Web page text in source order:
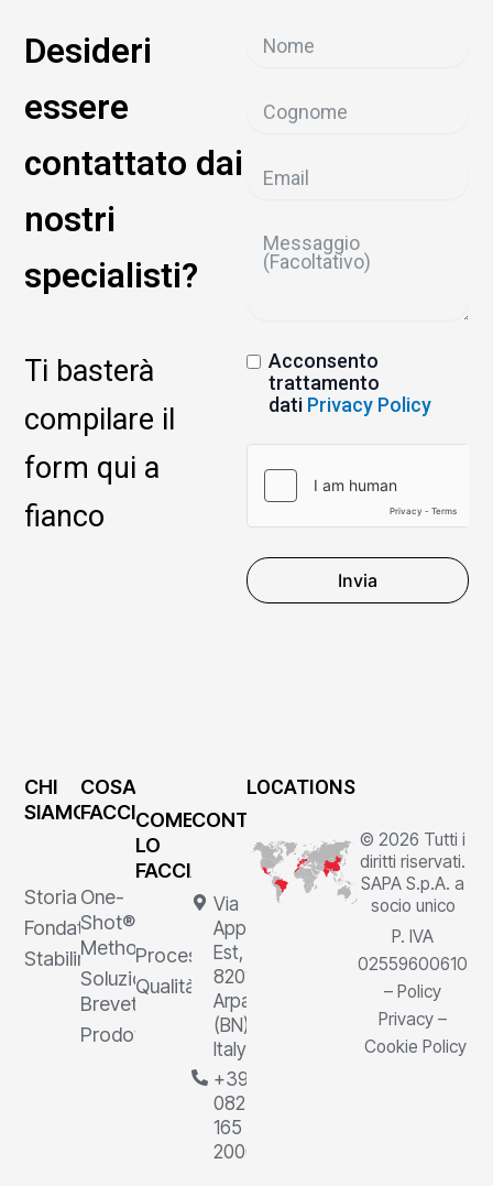
Desideri
essere
contattato dai
nostri
specialisti?
Ti basterà
compilare il
form qui a
fianco
Acconsento
trattamento
dati Privacy Policy
Invia
CHI
SIAMO
Storia
Fondatore
Stabilimenti
COSA
FACCIAMO
One-
Shot®
Method
Soluzioni
Brevettate
Prodotti
COME
LO
FACCIAMO
Processi
Qualità
CONTATTI
Via
Appia
Est, 1,
82011
Arpaia
(BN),
Italy
+39
0823
165
2000
LOCATIONS
© 2026 Tutti i
diritti riservati.
SAPA S.p.A. a
socio unico
P. IVA
02559600610
–Policy
Privacy –
Cookie Policy